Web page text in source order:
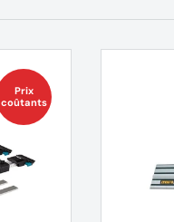
Prix
coûtants